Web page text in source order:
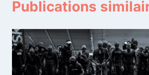
Publications